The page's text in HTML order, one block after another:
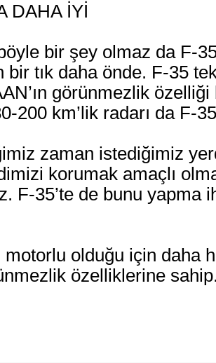
DAHA İYİ
bir şey olmaz da F-
bir tık daha önde. F-35
görünmezlik özelliği
200 km’lik radarı da F-
zaman istediğimiz
korumak amaçlı
F-35’te de bunu yapma
olduğu için daha
özelliklerine